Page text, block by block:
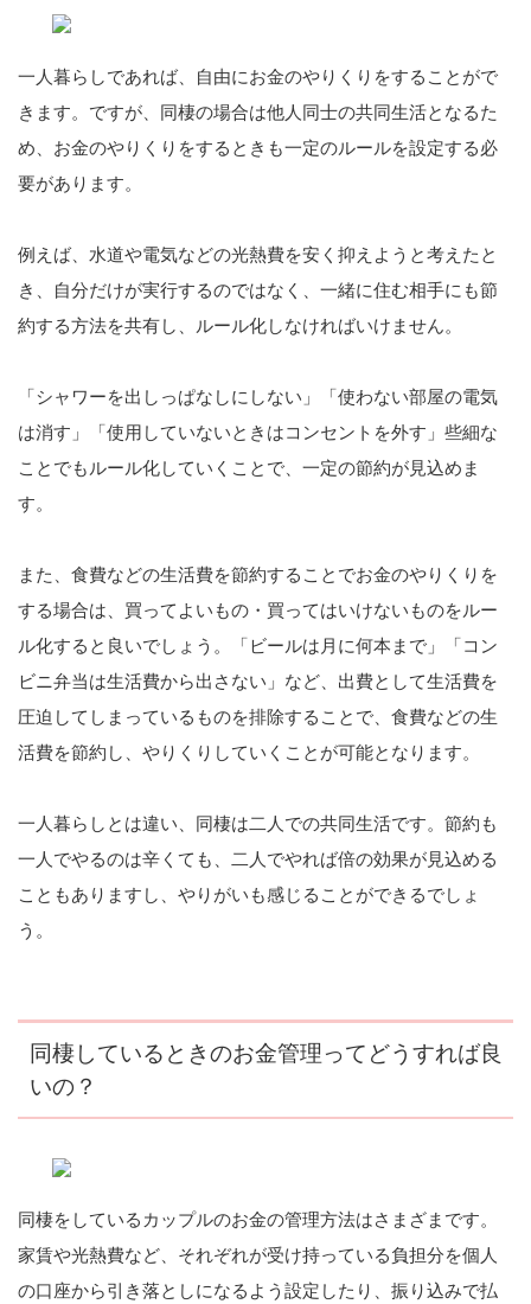
一人暮らしであれば、自由にお金のやりくりをすることがで
きます。ですが、同棲の場合は他人同士の共同生活となるた
め、お金のやりくりをするときも一定のルールを設定する必
要があります。
例えば、水道や電気などの光熱費を安く抑えようと考えたと
き、自分だけが実行するのではなく、一緒に住む相手にも節
約する方法を共有し、ルール化しなければいけません。
「シャワーを出しっぱなしにしない」「使わない部屋の電気
は消す」「使用していないときはコンセントを外す」些細な
ことでもルール化していくことで、一定の節約が見込めま
す。
また、食費などの生活費を節約することでお金のやりくりを
する場合は、買ってよいもの・買ってはいけないものをルー
ル化すると良いでしょう。「ビールは月に何本まで」「コン
ビニ弁当は生活費から出さない」など、出費として生活費を
圧迫してしまっているものを排除することで、食費などの生
活費を節約し、やりくりしていくことが可能となります。
一人暮らしとは違い、同棲は二人での共同生活です。節約も
一人でやるのは辛くても、二人でやれば倍の効果が見込める
こともありますし、やりがいも感じることができるでしょ
う。
同棲しているときのお金管理ってどうすれば良
いの？
同棲をしているカップルのお金の管理方法はさまざまです。
家賃や光熱費など、それぞれが受け持っている負担分を個人
の口座から引き落としになるよう設定したり、振り込みで払